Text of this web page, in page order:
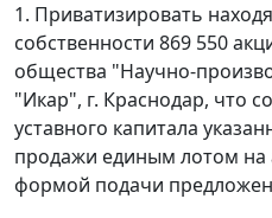
1. Приватизировать
собственности 869 550
общества "Научно-
"Икар", г. Краснодар, что
уставного капитала
продажи единым лотом на
формой подачи